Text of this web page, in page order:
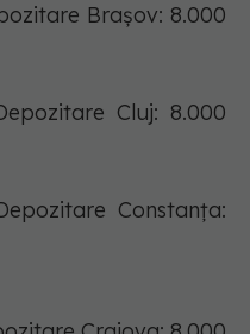
Brașov: 8.000
Cluj: 8.000
Constanța: